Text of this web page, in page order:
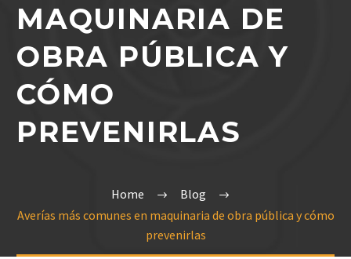
MAQUINARIA DE
OBRA PÚBLICA Y
CÓMO
PREVENIRLAS
Home
Blog
Averías más comunes en maquinaria de obra pública y cómo
prevenirlas